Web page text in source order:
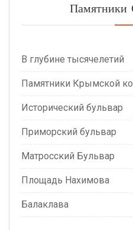
Памятники
В глубине тысячелетий
Памятники Крымской
Исторический бульвар
Приморский бульвар
Матросский Бульвар
Площадь Нахимова
Балаклава